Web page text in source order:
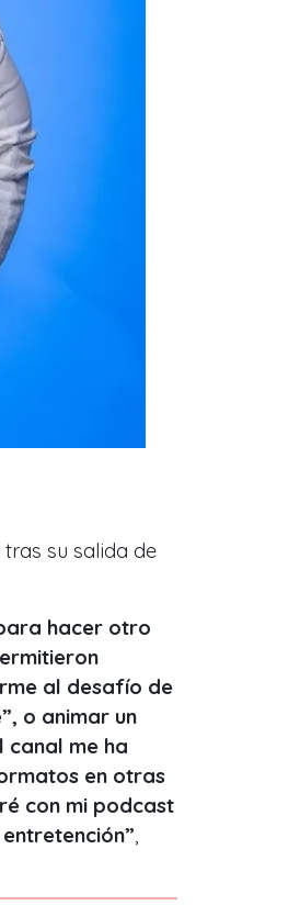
su salida de
hacer otro
al desafío de
o animar un
canal me ha
en otras
con mi podcast